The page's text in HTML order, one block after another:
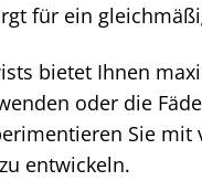
für ein
bietet Ihnen
oder die
Sie
entwickeln.